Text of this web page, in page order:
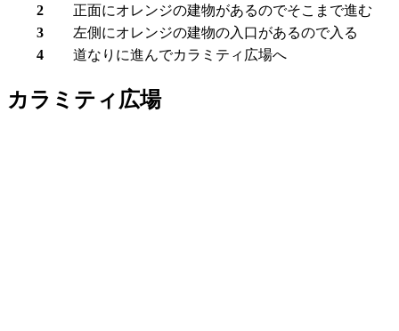
2
正面にオレンジの建物があるのでそこまで進む
3
左側にオレンジの建物の入口があるので入る
4
道なりに進んでカラミティ広場へ
カラミティ広場